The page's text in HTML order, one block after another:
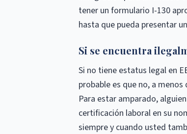
tener un formulario I-130
hasta que pueda presentar
Si se encuentra
Si no tiene estatus legal en
probable es que no, a
Para estar amparado,
certificación laboral en su
siempre y cuando usted